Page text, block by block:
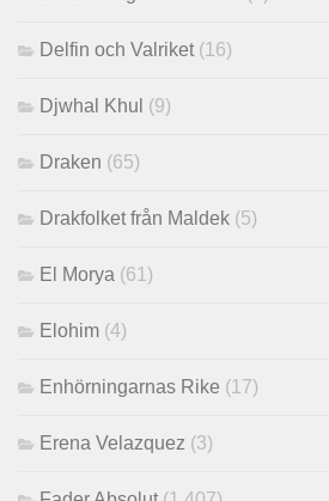
Delfin och Valriket (16)
Djwhal Khul (9)
Draken (65)
Drakfolket från Maldek (5)
El Morya (61)
Elohim (4)
Enhörningarnas Rike (17)
Erena Velazquez (3)